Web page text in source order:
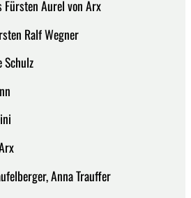
Fürsten Aurel von Arx
Ralf Wegner
Schulz
Anna Trauffer